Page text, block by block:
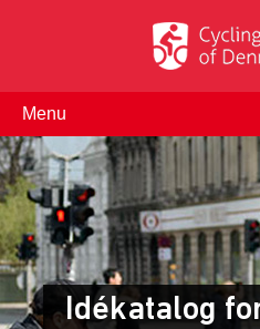
Menu
Idékatalog